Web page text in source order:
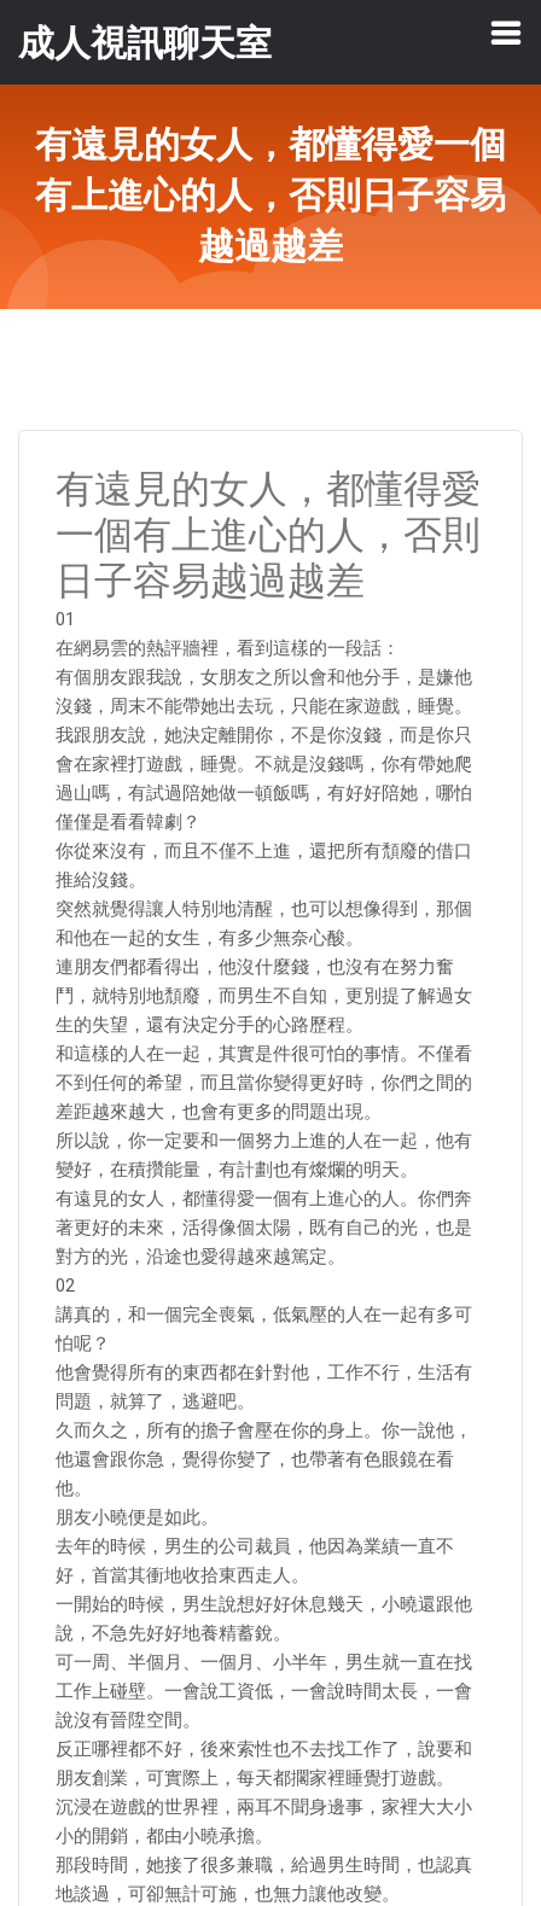
成人視訊聊天室
有遠見的女人，都懂得愛一個
有上進心的人，否則日子容易
越過越差
有遠見的女人，都懂得愛
一個有上進心的人，否則
日子容易越過越差
01
在網易雲的熱評牆裡，看到這樣的一段話：
有個朋友跟我說，女朋友之所以會和他分手，是嫌他
沒錢，周末不能帶她出去玩，只能在家遊戲，睡覺。
我跟朋友說，她決定離開你，不是你沒錢，而是你只
會在家裡打遊戲，睡覺。不就是沒錢嗎，你有帶她爬
過山嗎，有試過陪她做一頓飯嗎，有好好陪她，哪怕
僅僅是看看韓劇？
你從來沒有，而且不僅不上進，還把所有頹廢的借口
推給沒錢。
突然就覺得讓人特別地清醒，也可以想像得到，那個
和他在一起的女生，有多少無奈心酸。
連朋友們都看得出，他沒什麼錢，也沒有在努力奮
鬥，就特別地頹廢，而男生不自知，更別提了解過女
生的失望，還有決定分手的心路歷程。
和這樣的人在一起，其實是件很可怕的事情。不僅看
不到任何的希望，而且當你變得更好時，你們之間的
差距越來越大，也會有更多的問題出現。
所以說，你一定要和一個努力上進的人在一起，他有
變好，在積攢能量，有計劃也有燦爛的明天。
有遠見的女人，都懂得愛一個有上進心的人。你們奔
著更好的未來，活得像個太陽，既有自己的光，也是
對方的光，沿途也愛得越來越篤定。
02
講真的，和一個完全喪氣，低氣壓的人在一起有多可
怕呢？
他會覺得所有的東西都在針對他，工作不行，生活有
問題，就算了，逃避吧。
久而久之，所有的擔子會壓在你的身上。你一說他，
他還會跟你急，覺得你變了，也帶著有色眼鏡在看
他。
朋友小曉便是如此。
去年的時候，男生的公司裁員，他因為業績一直不
好，首當其衝地收拾東西走人。
一開始的時候，男生說想好好休息幾天，小曉還跟他
說，不急先好好地養精蓄銳。
可一周、半個月、一個月、小半年，男生就一直在找
工作上碰壁。一會說工資低，一會說時間太長，一會
說沒有晉陞空間。
反正哪裡都不好，後來索性也不去找工作了，說要和
朋友創業，可實際上，每天都擱家裡睡覺打遊戲。
沉浸在遊戲的世界裡，兩耳不聞身邊事，家裡大大小
小的開銷，都由小曉承擔。
那段時間，她接了很多兼職，給過男生時間，也認真
地談過，可卻無計可施，也無力讓他改變。